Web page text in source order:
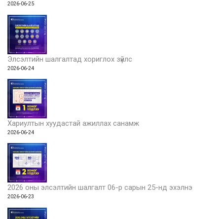
2026-06-25
Элсэлтийн шалгалтад хориглох зүйлс
2026-06-24
Хариултын хуудастай ажиллах санамж
2026-06-24
2026 оны элсэлтийн шалгалт 06-р сарын 25-нд эхэлнэ
2026-06-23